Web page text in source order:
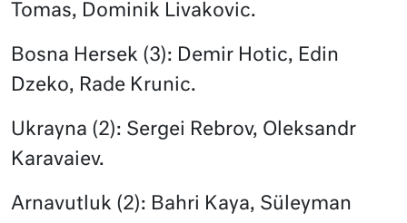
Tomas, Dominik Livakovic.
Bosna Hersek (3): Demir Hotic, Edin
Dzeko, Rade Krunic.
Ukrayna (2): Sergei Rebrov, Oleksandr
Karavaiev.
Arnavutluk (2): Bahri Kaya, Süleyman